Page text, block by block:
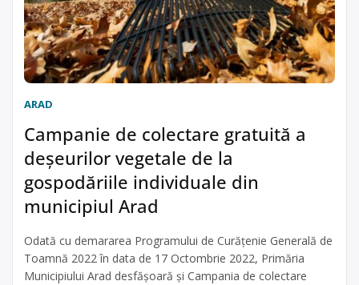
ARAD
Campanie de colectare gratuită a
deșeurilor vegetale de la
gospodăriile individuale din
municipiul Arad
Odată cu demararea Programului de Curățenie Generală de
Toamnă 2022 în data de 17 Octombrie 2022, Primăria
Municipiului Arad desfășoară și Campania de colectare